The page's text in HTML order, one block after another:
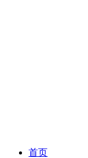
首页